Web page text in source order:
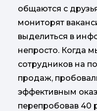
общаются с
мониторят
выделиться в
непросто. Когда
сотрудников на
продаж,
эффективным
перепробовав 40